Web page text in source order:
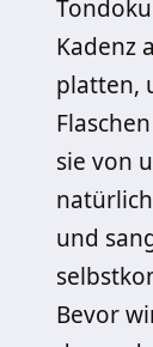
Kadenz
platten,
sie von
und
Bevor